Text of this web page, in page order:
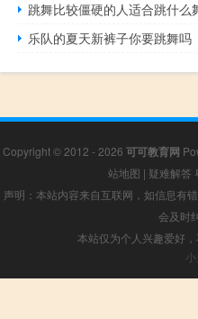
跳舞比较僵硬的人适合跳什么
乐队的夏天新裤子你要跳舞吗
Copyright © 2012 - 2026 可可教育网
站地图 | 疑难解答
声明：本站内容来自互联网，如信息有
会及时
本站仅为个人兴趣爱好